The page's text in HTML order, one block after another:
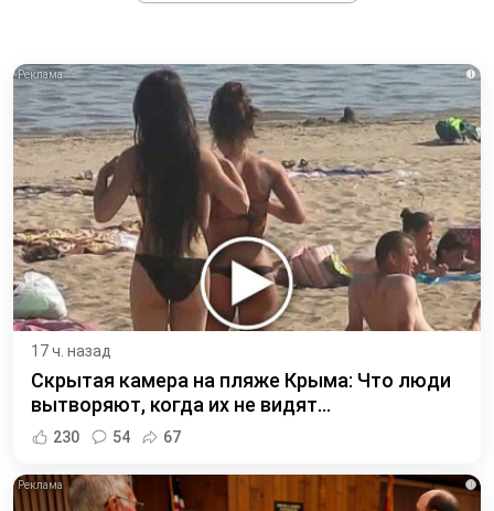
i
17 ч. назад
Скрытая камера на пляже Крыма: Что люди
вытворяют, когда их не видят...
230 54 67
i